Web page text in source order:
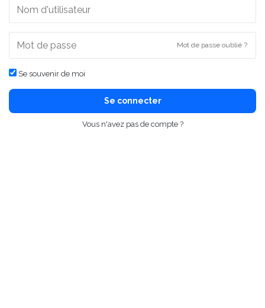
Mot de passe oublié ?
Se souvenir de moi
Se connecter
Vous n'avez pas de compte ?